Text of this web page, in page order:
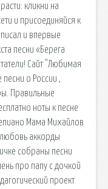
кликни на
и присоединяйся к
и впервые
песни «Берега
Сайт "Любимая
о России ,
Правильные
ноты к песне
Мама Михайлов
аккорды
собраны песни
про папу с дочкой
проект